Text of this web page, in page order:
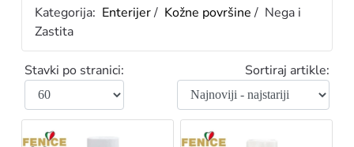
Kategorija: Enterijer/ Kožne površine/ Nega i
Zastita
Stavki po stranici: Sortiraj artikle: